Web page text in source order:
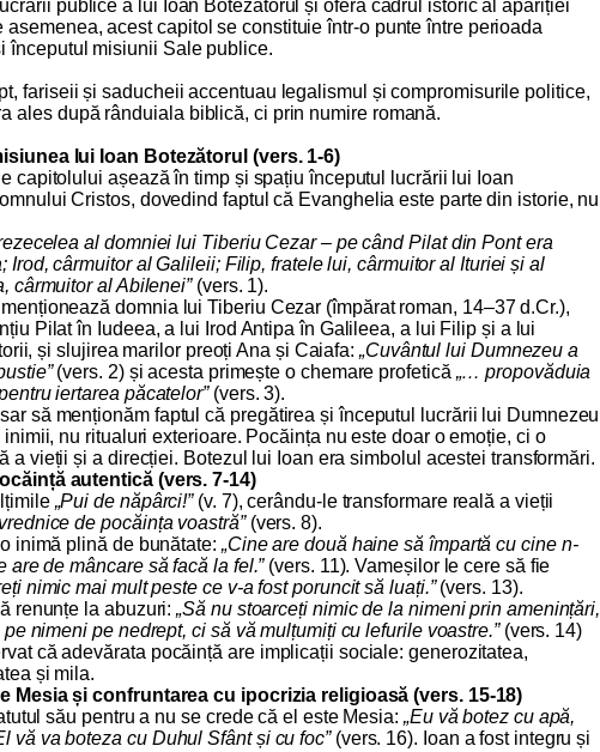
publice a lui Ioan Botezătorul și oferă cadrul istoric al apariției
asemenea, acest capitol se constituie într-o punte între perioada
începutul misiunii Sale publice.
fariseii și saducheii accentuau legalismul și compromisurile politice,
ales după rânduiala biblică, ci prin numire romană.
lui Ioan Botezătorul (vers. 1-6)
capitolului așează în timp și spațiu începutul lucrării lui Ioan
Cristos, dovedind faptul că Evanghelia este parte din istorie, nu
al domniei lui Tiberiu Cezar – pe când Pilat din Pont era
Irod, cârmuitor al Galileii; Filip, fratele lui, cârmuitor al Ituriei și al
cârmuitor al Abilenei”(vers. 1).
domnia lui Tiberiu Cezar (împărat roman, 14–37 d.Cr.),
Pilat în Iudeea, a lui Irod Antipa în Galileea, a lui Filip și a lui
și slujirea marilor preoți Ana și Caiafa: „Cuvântul lui Dumnezeu a
(vers. 2) și acesta primește o chemare profetică „… propovăduia
iertarea păcatelor”(vers. 3).
să menționăm faptul că pregătirea și începutul lucrării lui Dumnezeu
nu ritualuri exterioare. Pocăința nu este doar o emoție, ci o
a vieții și a direcției. Botezul lui Ioan era simbolul acestei transformări.
autentică (vers. 7-14)
„Pui de năpârci!”(v. 7), cerându-le transformare reală a vieții
de pocăința voastră”(vers. 8).
inimă plină de bunătate: „Cine are două haine să împartă cu cine n-
are de mâncare să facă la fel.”(vers. 11). Vameșilor le cere să fie
nimic mai mult peste ce v-a fost poruncit să luați.”(vers. 13).
renunțe la abuzuri:„Să nu stoarceți nimic de la nimeni prin amenințări,
nimeni pe nedrept, ci să vă mulțumiți cu lefurile voastre.”(vers. 14)
că adevărata pocăință are implicații sociale: generozitatea,
și mila.
Mesia și confruntarea cu ipocrizia religioasă (vers. 15-18)
său pentru a nu se crede că el este Mesia: „Eu vă botez cu apă,
vă va boteza cu Duhul Sfânt și cu foc”(vers. 16). Ioan a fost integru și